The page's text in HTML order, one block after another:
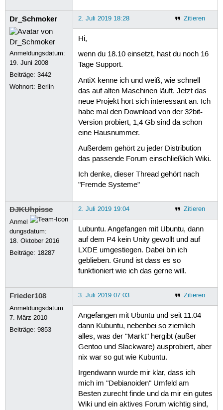
Dr_Schmoker
Anmeldungsdatum:
19. Juni 2008
Beiträge:3442
Wohnort: Berlin
Zitieren
2. Juli 2019 18:28
Hi,
wenn du 18.10 einsetzt, hast du noch 16
Tage Support.
AntiX kenne ich und weiß, wie schnell
das auf alten Maschinen läuft. Jetzt das
neue Projekt hört sich interessant an. Ich
habe mal den Download von der 32bit-
Version probiert, 1,4 Gb sind da schon
eine Hausnummer.
Außerdem gehört zu jeder Distribution
das passende Forum einschließlich Wiki.
Ich denke, dieser Thread gehört nach
"Fremde Systeme"
DJKUhpisse
Anmel
dungsdatum:
18. Oktober 2016
Beiträge: 18287
Zitieren
2. Juli 2019 19:04
Lubuntu. Angefangen mit Ubuntu, dann
auf dem P4 kein Unity gewollt und auf
LXDE umgestiegen. Dabei bin ich
geblieben. Grund ist dass es so
funktioniert wie ich das gerne will.
Frieder108
Anmeldungsdatum:
7. März 2010
Beiträge:9853
Zitieren
3. Juli 2019 07:03
Angefangen mit Ubuntu und seit 11.04
dann Kubuntu, nebenbei so ziemlich
alles, was der "Markt" hergibt (außer
Gentoo und Slackware) ausprobiert, aber
nix war so gut wie Kubuntu.
Irgendwann wurde mir klar, dass ich
mich im "Debianoiden" Umfeld am
Besten zurecht finde und da mir ein gutes
Wiki und ein aktives Forum wichtig sind,